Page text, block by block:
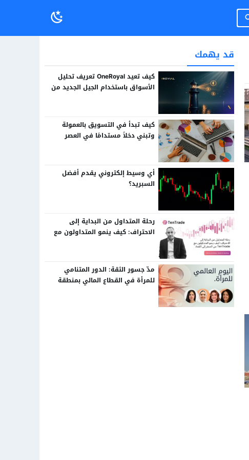
قد يهمك
كيف تعيد OneRoyal تعريف تحليل
الأسواق باستخدام الجيل الجديد من
كيف تبدأ في التسويق بالعمولة
وتبني دخلاً مستدامًا في العصر
أي وسيط إلكتروني يقدم أفضل
السبريد؟
رحلة المتداول من البداية إلى
الاحتراف: كيف ينمو المتداولون مع
مدّ جسور الثقة: الدور المتنامي
للمرأة في القطاع المالي بمنطقة